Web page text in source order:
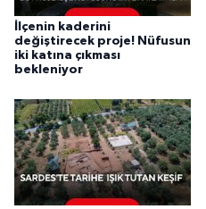
İlçenin kaderini
değiştirecek proje! Nüfusun
iki katına çıkması
bekleniyor